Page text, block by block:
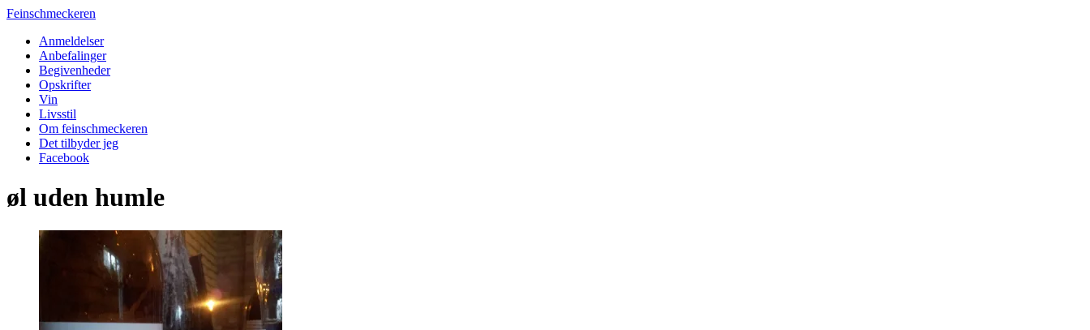
Feinschmeckeren
Anmeldelser
Anbefalinger
Begivenheder
Opskrifter
Vin
Livsstil
Om feinschmeckeren
Det tilbyder jeg
Facebook
øl uden humle